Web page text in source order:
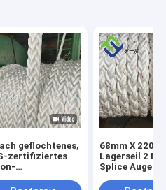
geflochtenes,
zertifiziertes
für das
68mm X
Lagerseil 2
Splice Augen